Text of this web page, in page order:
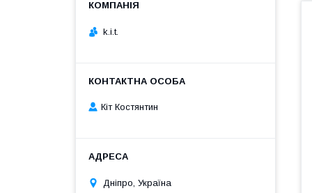
k.i.t.
Кіт Костянтин
Дніпро, Україна